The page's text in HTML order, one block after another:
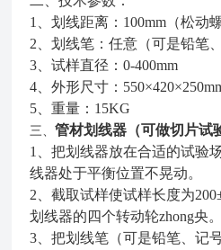
1、划线距离：100mm（松动
2、划线笔：任意（可是铅笔
3、试样直径：0-400mm
4、外形尺寸：
5、重量：15KG
三、管材划线器（可做切片试
1、把划线器放在合适的试验
线器处于平衡位置不晃动。
2、截取试样使试样长度为
划线器的四个转动轮zhong央。
3、把划线笔（可是铅笔、记